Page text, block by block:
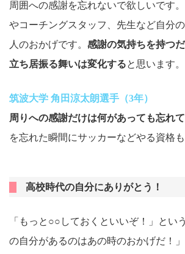
周囲への感謝を忘れないで欲しいです
やコーチングスタッフ、先生など自分
人のおかげです。 感謝の気持ちを持つ
立ち居振る舞いは変化すると思います。
筑波大学 角田涼太朗選手（3年）
周りへの感謝だけは何があっても忘れ
を忘れた瞬間にサッカーなどやる資格も
高校時代の自分にありがとう！
「もっと○○しておくといいぞ！」とい
の自分があるのはあの時のおかげだ！